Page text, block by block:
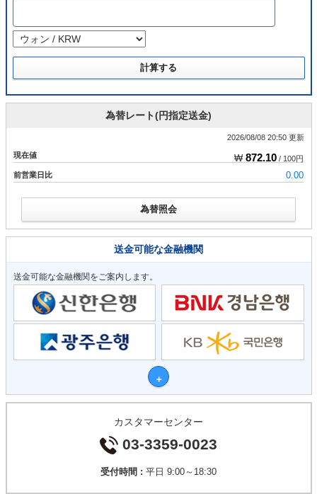
為替レート(円指定送金)
2026/08/08 20:50 更新
現在値 ₩872.10 / 100円
前営業日比
0.00
為替照会
送金可能な金融機関
送金可能な金融機関をご案内します。
カスタマーセンター
03-3359-0023
受付時間 : 平日 9:00～18:30